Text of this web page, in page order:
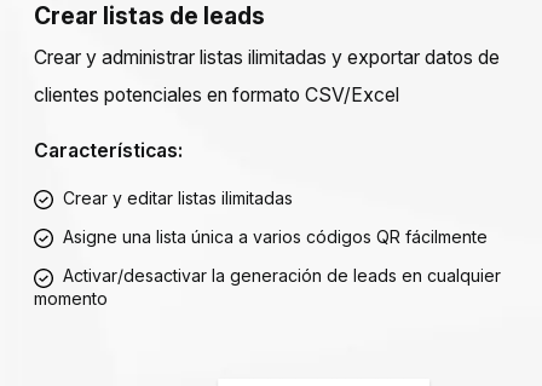
Crear listas de leads
Crear y administrar listas ilimitadas y exportar datos de
clientes potenciales en formato CSV/Excel
Características:
Crear y editar listas ilimitadas
Asigne una lista única a varios códigos QR fácilmente
Activar/desactivar la generación de leads en cualquier
momento